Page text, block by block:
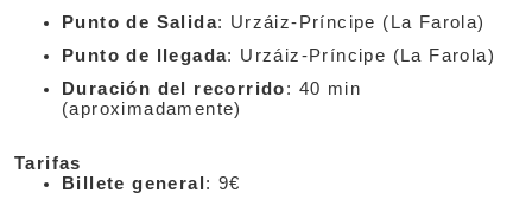
Punto de Salida: Urzáiz-Príncipe (La Farola)
Punto de llegada: Urzáiz-Príncipe (La Farola)
Duración del recorrido: 40 min
(aproximadamente)
Tarifas
Billete general : 9€